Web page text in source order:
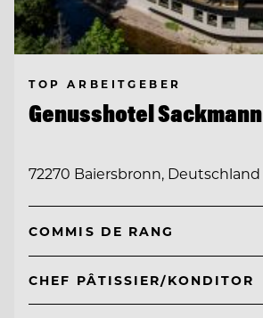
TOP ARBEITGEBER
Genusshotel Sackmann
72270 Baiersbronn, Deutschland
COMMIS DE RANG
CHEF PÂTISSIER/KONDITOR